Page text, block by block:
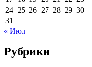
24 25 26 27 28 29 30
31
« Июл
Рубрики